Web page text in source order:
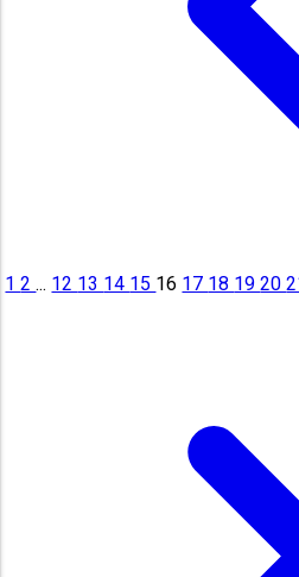
12... 12 13 14 15 16 17 18 1920